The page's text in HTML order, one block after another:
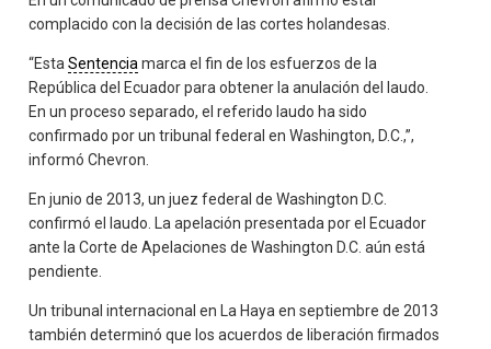
complacido con la decisión de las cortes holandesas.
“EstaSentencia marca el fin de los esfuerzos de la
República del Ecuador para obtener la anulación del laudo.
En un proceso separado, el referido laudo ha sido
confirmado por un tribunal federal en Washington, D.C.,”,
informó Chevron.
En junio de 2013, un juez federal de Washington D.C.
confirmó el laudo. La apelación presentada por el Ecuador
ante la Corte de Apelaciones de Washington D.C. aún está
pendiente.
Un tribunal internacional en La Haya en septiembre de 2013
también determinó que los acuerdos de liberación firmados